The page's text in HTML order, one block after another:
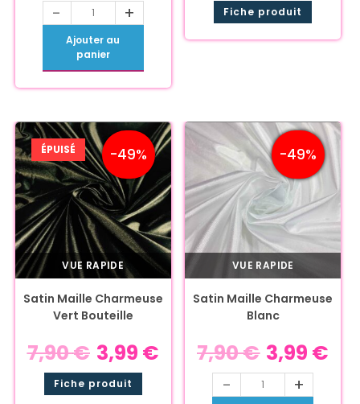
- +
Ajouter au
panier
Fiche produit
-49%
ÉPUISÉ
VUE RAPIDE
Satin Maille Charmeuse
Vert Bouteille
7,90€ 3,99 €
Fiche produit
-49%
VUE RAPIDE
Satin Maille Charmeuse
Blanc
7,90€ 3,99 €
- +